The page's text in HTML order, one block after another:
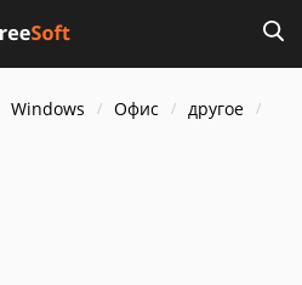
Windows Офис
другое